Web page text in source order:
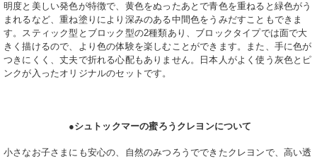
明度と美しい発色が特徴で、黄色をぬったあとで青色を重ねると緑色がう
まれるなど、重ね塗りにより深みのある中間色をうみだすこともできま
す。スティック型とブロック型の2種類あり、ブロックタイプでは面で大
きく描けるので、より色の体験を楽しむことができます。また、手に色が
つきにくく、丈夫で折れる心配もありません。日本人がよく使う灰色とピ
ンクが入ったオリジナルのセットです。
●シュトックマーの蜜ろう クレヨンについて
小さなお子さまにも安心の、自然のみつろうでできたクレヨンで、 高い透